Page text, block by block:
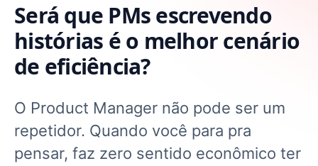
Será que PMs escrevendo
histórias é o melhor cenário
de eficiência?
O Product Manager não pode ser um
repetidor. Quando você para pra
pensar, faz zero sentido econômico ter